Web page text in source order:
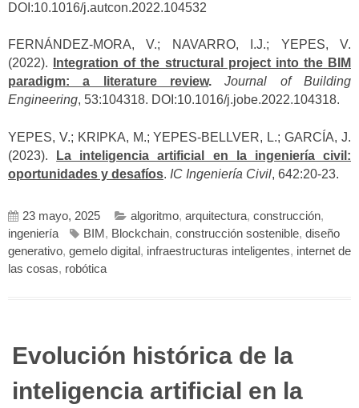
DOI:10.1016/j.autcon.2022.104532
FERNÁNDEZ-MORA, V.; NAVARRO, I.J.; YEPES, V.
(2022).
Integration of the structural project into the BIM
paradigm: a literature review.
Journal of Building
Engineering, 53:104318. DOI:10.1016/j.jobe.2022.104318.
YEPES, V.; KRIPKA, M.; YEPES-BELLVER, L.; GARCÍA, J.
(2023).
La inteligencia artificial en la ingeniería civil:
oportunidades y desafíos. IC Ingeniería Civil, 642:20-23.
23 mayo, 2025 algoritmo, arquitectura, construcción,
ingeniería
BIM , Blockchain, construcción sostenible, diseño
generativo, gemelo digital, infraestructuras inteligentes, internet de
las cosas, robótica
Evolución histórica de la
inteligencia artificial en la